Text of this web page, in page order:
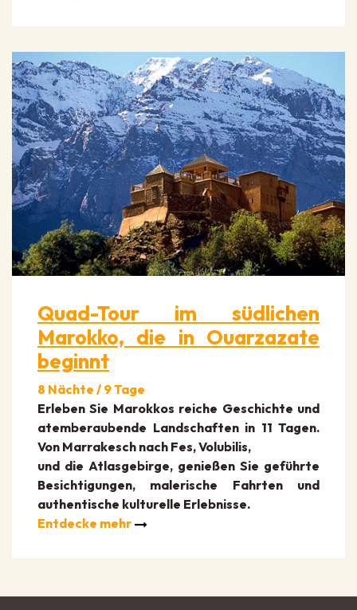
Quad-Tour im südlichen
Marokko, die in Ouarzazate
beginnt
8 Nächte / 9 Tage
Erleben Sie Marokkos reiche Geschichte und
atemberaubende Landschaften in 11 Tagen.
Von Marrakesch nach Fes, Volubilis,
und die Atlasgebirge, genießen Sie geführte
Besichtigungen, malerische Fahrten und
authentische kulturelle Erlebnisse.
Entdecke mehr